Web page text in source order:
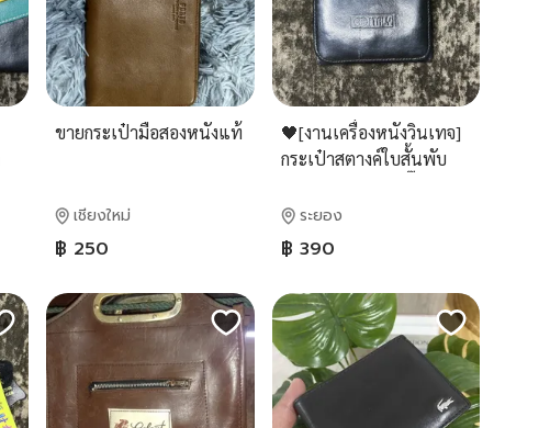
ขายกระเป๋ามือสองหนังแท้
เชียงใหม่
฿ 250
🖤[งานเครื่องหนังวินเทจ]
กระเป๋าสตางค์ใบสั้นพับ
"ITALY"
ระยอง
฿ 390